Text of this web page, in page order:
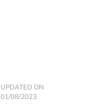
UPDATED ON
01/08/2023